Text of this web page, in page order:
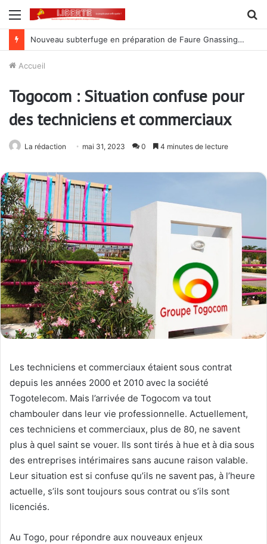
Menu
Nouveau subterfuge en préparation de Faure Gnassingbé pour ne jamais partir ; les Togolais disent non et sont vent debout
Accueil
Togocom : Situation confuse pour
des techniciens et commerciaux
La rédaction mai 31, 2023 0 4 minutes de lecture
Les techniciens et commerciaux étaient sous contrat
depuis les années 2000 et 2010 avec la société
Togotelecom. Mais l’arrivée de Togocom va tout
chambouler dans leur vie professionnelle. Actuellement,
ces techniciens et commerciaux, plus de 80, ne savent
plus à quel saint se vouer. Ils sont tirés à hue et à dia sous
des entreprises intérimaires sans aucune raison valable.
Leur situation est si confuse qu’ils ne savent pas, à l’heure
actuelle, s’ils sont toujours sous contrat ou s’ils sont
licenciés.
Au Togo, pour répondre aux nouveaux enjeux